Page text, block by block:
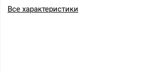
Все характеристики